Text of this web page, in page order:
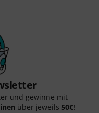
und gewinne mit
über jeweils 50€!